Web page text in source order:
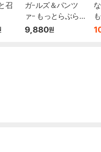
召
ガ-ルズ＆パンツ
ァ- もっとらぶらぶ
作戰です! 25
9,880원